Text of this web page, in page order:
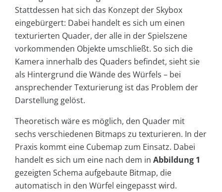
Stattdessen hat sich das Konzept der Skybox
eingebürgert: Dabei handelt es sich um einen
texturierten Quader, der alle in der Spielszene
vorkommenden Objekte umschließt. So sich die
Kamera innerhalb des Quaders befindet, sieht sie
als Hintergrund die Wände des Würfels – bei
ansprechender Texturierung ist das Problem der
Darstellung gelöst.
Theoretisch wäre es möglich, den Quader mit
sechs verschiedenen Bitmaps zu texturieren. In der
Praxis kommt eine Cubemap zum Einsatz. Dabei
handelt es sich um eine nach dem in Abbildung 1
gezeigten Schema aufgebaute Bitmap, die
automatisch in den Würfel eingepasst wird.